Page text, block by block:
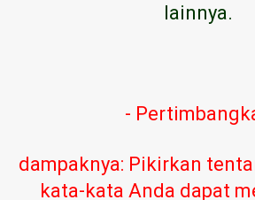
lainnya.
-
dampaknya: Pikirkan
kata-kata Anda dapat